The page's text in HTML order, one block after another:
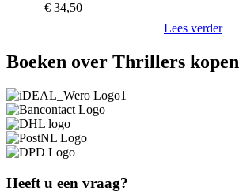
€ 34,50
Lees verder
Boeken over Thrillers kopen
Heeft u een vraag?